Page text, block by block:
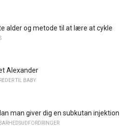
alder og metode til at lære at cykle
Alexander
TIL BABY
man giver dig en subkutan injektion